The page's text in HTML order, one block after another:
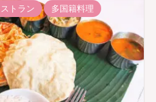
トラン 多国籍料理